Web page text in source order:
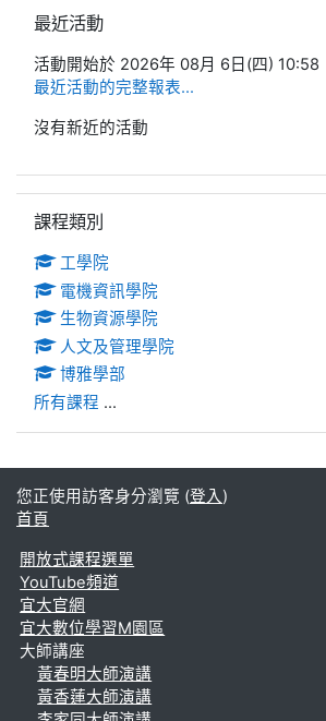
最近活動
活動開始於 2026年 08月 6日(四) 10:58
最近活動的完整報表...
沒有新近的活動
課程類別
工學院
電機資訊學院
生物資源學院
人文及管理學院
博雅學部
所有課程 ...
您正使用訪客身分瀏覽 (登入)
首頁
開放式課程選單
YouTube頻道
宜大官網
宜大數位學習M園區
大師講座
黃春明大師演講
黃香蓮大師演講